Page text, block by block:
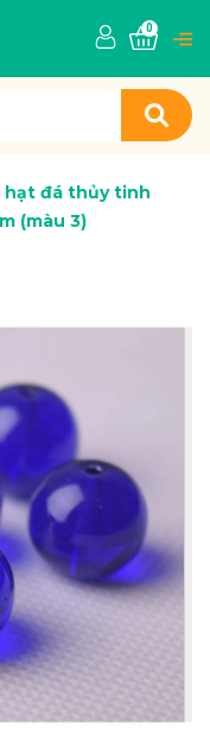
0
hạt đá thủy tinh
(màu 3)